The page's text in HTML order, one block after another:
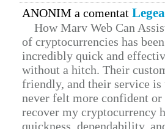
ANONIM a comentat
How Marv Web Can
of cryptocurrencies has
incredibly quick and
without a hitch. Their
friendly, and their service
never felt more confident
recover my cryptocurrency
quickness, dependability,